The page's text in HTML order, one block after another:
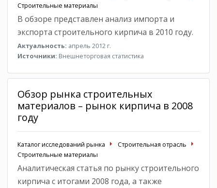
Строительные материалы
В обзоре представлен анализ импорта и
экспорта строительного кирпича в 2010 году.
Актуальность: апрель 2012 г.
Источники: Внешнеторговая статистика
Обзор рынка строительных
материалов – рынок кирпича в 2008
году
Каталог исследований рынка
Строительная отрасль
Строительные материалы
Аналитическая статья по рынку строительного
кирпича с итогами 2008 года, а также